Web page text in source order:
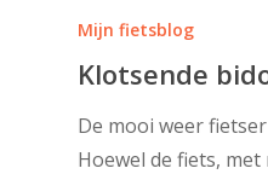
Mijn fietsblog
Klotsende
De mooi weer
Hoewel de fiets,